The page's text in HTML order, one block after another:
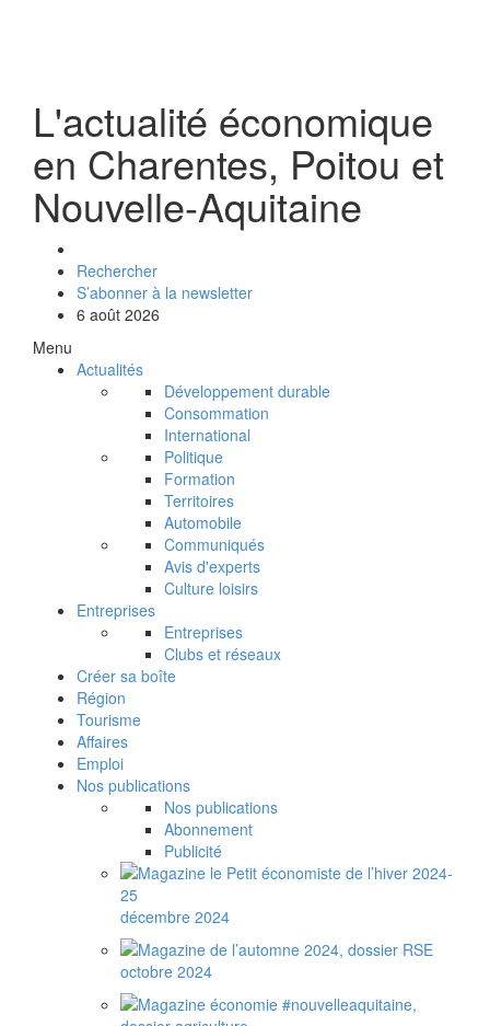
L'actualité économique
en Charentes, Poitou et
Nouvelle-Aquitaine
Rechercher
S’abonner à la newsletter
6 août 2026
Menu
Actualités
Développement durable
Consommation
International
Politique
Formation
Territoires
Automobile
Communiqués
Avis d'experts
Culture loisirs
Entreprises
Entreprises
Clubs et réseaux
Créer sa boîte
Région
Tourisme
Affaires
Emploi
Nos publications
Nos publications
Abonnement
Publicité
décembre 2024
octobre 2024